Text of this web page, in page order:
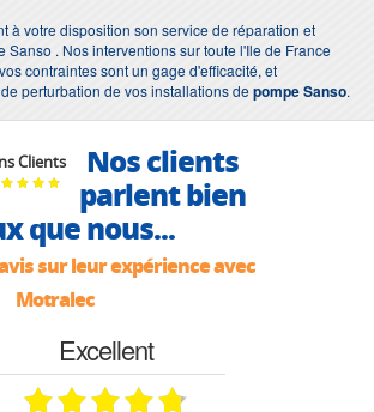
à votre disposition son service de réparation et
Sanso . Nos interventions sur toute l'Ile de France
contraintes sont un gage d'efficacité, et
perturbation de vos installations depompe Sanso.
Clients
Nos clients
parlent bien
que nous...
sur leur expérience avec
Motralec
Excellent